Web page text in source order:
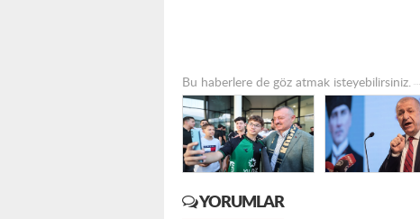
Bu haberlere de göz atmak isteyebilirsiniz.
YORUMLAR